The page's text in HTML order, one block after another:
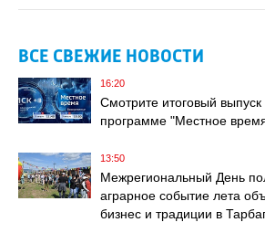
ВСЕ СВЕЖИЕ НОВОСТИ
16:20
Смотрите итоговый выпуск
программе "Местное
13:50
Межрегиональный День
аграрное событие лета
бизнес и традиции в